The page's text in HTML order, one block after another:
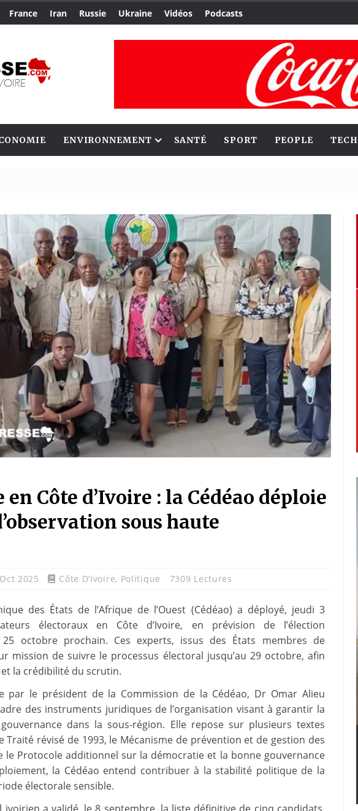
France Iran Russie Ukraine Vidéos Podcasts
ENVIRONNEMENT SANTÉ SPORT PEOPLE TECH
Côte d’Ivoire : la Cédéao déploie
sous haute
2025 Côte D’Ivoire, Politique 7309 Lectures
des États de l’Afrique de l’Ouest (Cédéao) a déployé, jeudi 3
électoraux en Côte d’Ivoire, en prévision de l’élection
octobre prochain. Ces experts, issus des États membres de
mission de suivre le processus électoral jusqu’au 29 octobre, afin
la crédibilité du scrutin.
par le président de la Commission de la Cédéao, Dr Omar Alieu
des instruments juridiques de l’organisation visant à garantir la
dans la sous-région. Elle repose sur plusieurs textes
révisé de 1993, le Mécanisme de prévention et de gestion des
le Protocole additionnel sur la démocratie et la bonne gouvernance
la Cédéao entend contribuer à la stabilité politique de la
électorale sensible.